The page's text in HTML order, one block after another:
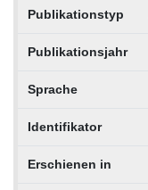
Publikationstyp
Publikationsjahr
Sprache
Identifikator
Erschienen in